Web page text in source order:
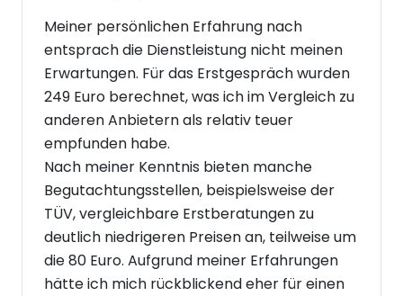
Meiner persönlichen Erfahrung nach
entsprach die Dienstleistung nicht meinen
Erwartungen. Für das Erstgespräch wurden
249 Euro berechnet, was ich im Vergleich zu
anderen Anbietern als relativ teuer
empfunden habe.
Nach meiner Kenntnis bieten manche
Begutachtungsstellen, beispielsweise der
TÜV, vergleichbare Erstberatungen zu
deutlich niedrigeren Preisen an, teilweise um
die 80 Euro. Aufgrund meiner Erfahrungen
hätte ich mich rückblickend eher für einen